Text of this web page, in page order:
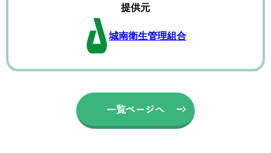
提供元
城南衛生管理組合
一覧ページへ